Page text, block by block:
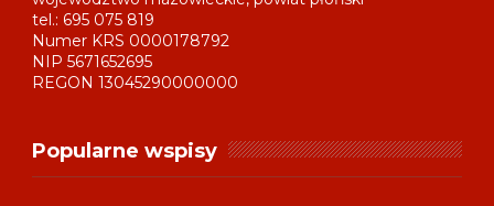
tel.: 695 075 819
Numer KRS 0000178792
NIP 5671652695
REGON 13045290000000
Popularne wspisy